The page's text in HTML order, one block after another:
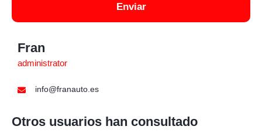
Enviar
Fran
administrator
info@franauto.es
Otros usuarios han consultado